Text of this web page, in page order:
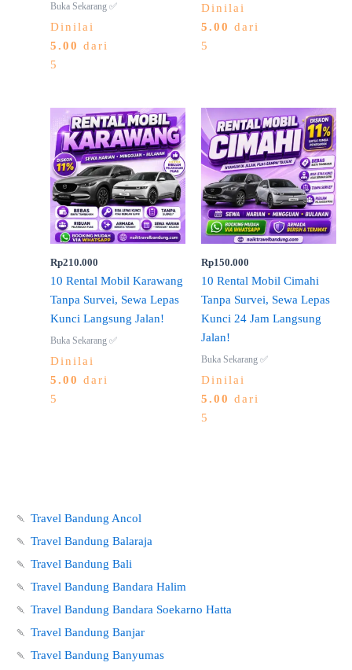
Buka Sekarang ✅
Dinilai
5.00 dari
5
Dinilai
5.00 dari
5
Rp210.000
10 Rental Mobil Karawang
Tanpa Survei, Sewa Lepas
Kunci Langsung Jalan!
Buka Sekarang ✅
Dinilai
5.00 dari
5
Rp150.000
10 Rental Mobil Cimahi
Tanpa Survei, Sewa Lepas
Kunci 24 Jam Langsung
Jalan!
Buka Sekarang ✅
Dinilai
5.00 dari
5
🍡 Travel Bandung Ancol
🍡 Travel Bandung Balaraja
🍡 Travel Bandung Bali
🍡 Travel Bandung Bandara Halim
🍡 Travel Bandung Bandara Soekarno Hatta
🍡 Travel Bandung Banjar
🍡 Travel Bandung Banyumas